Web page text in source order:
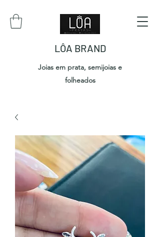
LÔA BRAND
Joias em prata, semijoias e
folheados